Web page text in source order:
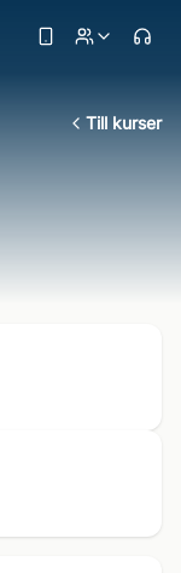
Till kurser